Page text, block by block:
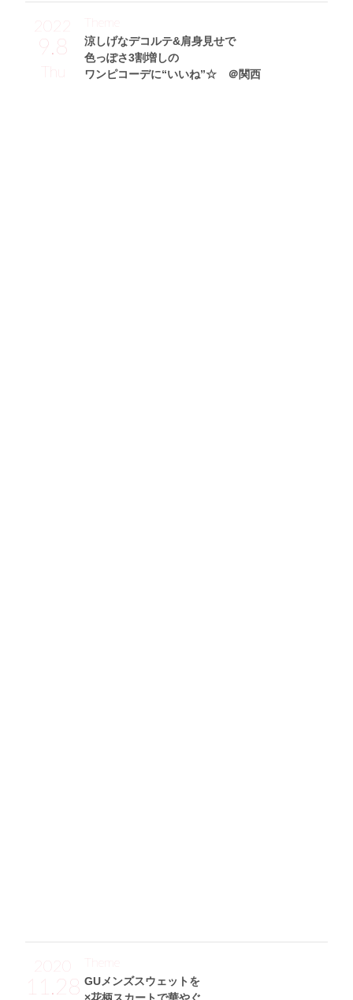
9.8
Thu
涼しげなデコルテ&肩身見せで
色っぽさ3割増しの
ワンピコーデに“いいね”☆ ＠関西
Theme
11.28 GUメンズスウェットを
Theme